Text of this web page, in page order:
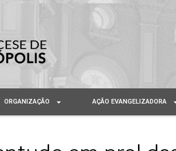
ORGANIZAÇÃO AÇÃO EVANGELIZADORA